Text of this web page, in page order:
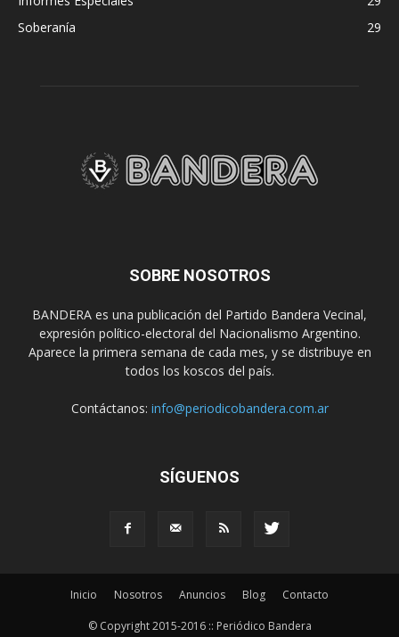
Soberanía
29
SOBRE NOSOTROS
BANDERA es una publicación del Partido Bandera Vecinal,
expresión político-electoral del Nacionalismo Argentino.
Aparece la primera semana de cada mes, y se distribuye en
todos los koscos del país.
Contáctanos: info@periodicobandera.com.ar
SÍGUENOS
Inicio Nosotros Anuncios Blog Contacto
© Copyright 2015-2016 :: Periódico Bandera